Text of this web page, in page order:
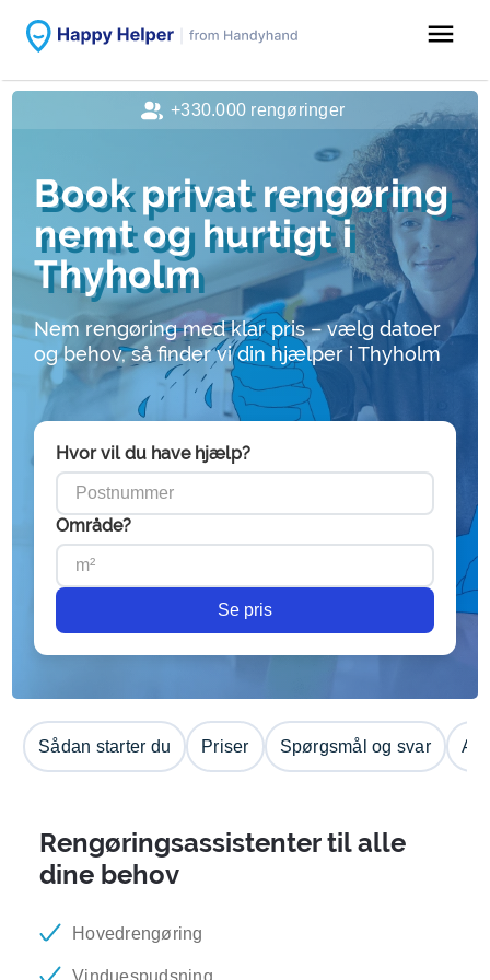
menu
Book privat rengøring
nemt og hurtigt i
Thyholm
Nem rengøring med klar pris – vælg datoer
og behov, så finder vi din hjælper i Thyholm
Hvor vil du have hjælp?
Område?
Se pris
Sådan starter du Priser Spørgsmål og svar
Rengøringsassistenter til alle
dine behov
Hovedrengøring
Vinduespudsning
+330.000 rengøringer